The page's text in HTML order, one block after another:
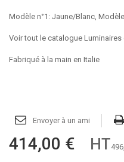
Modèle n°1: Jaune/Blanc,
Voir tout le catalogue
Fabriqué à la main en Italie
Envoyer à un ami
414,00 € HT